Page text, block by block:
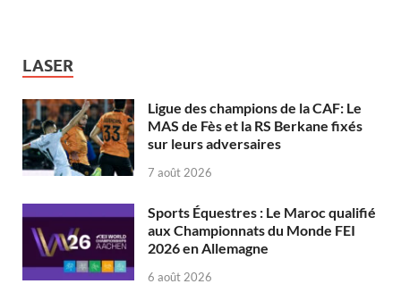
LASER
Ligue des champions de la CAF: Le
MAS de Fès et la RS Berkane fixés
sur leurs adversaires
7 août 2026
Sports Équestres : Le Maroc qualifié
aux Championnats du Monde FEI
2026 en Allemagne
6 août 2026